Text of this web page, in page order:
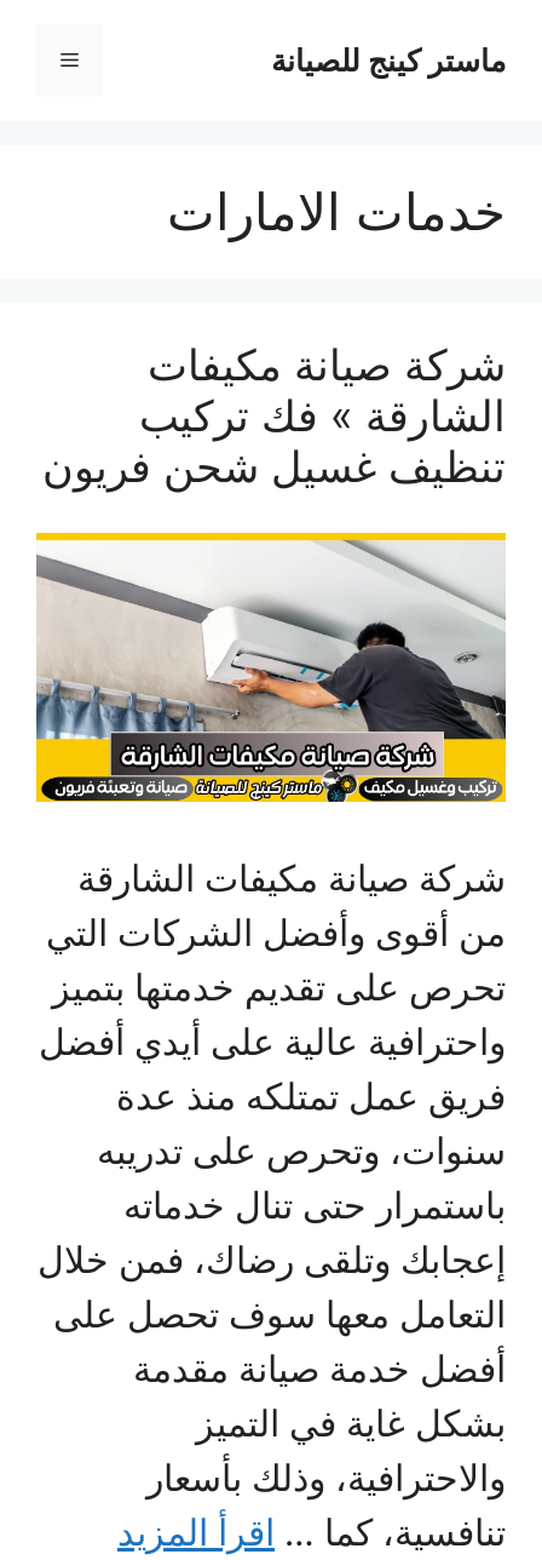
المحتوىماستر كينج للصيانة القائمة
خدمات الامارات
شركة صيانة مكيفات
الشارقة » فك تركيب
تنظيف غسيل شحن فريون
شركة صيانة مكيفات الشارقة
من أقوى وأفضل الشركات التي
تحرص على تقديم خدمتها بتميز
واحترافية عالية على أيدي أفضل
فريق عمل تمتلكه منذ عدة
سنوات، وتحرص على تدريبه
باستمرار حتى تنال خدماته
إعجابك وتلقى رضاك، فمن خلال
التعامل معها سوف تحصل على
أفضل خدمة صيانة مقدمة
بشكل غاية في التميز
والاحترافية، وذلك بأسعار
تنافسية، كما … اقرأ المزيد